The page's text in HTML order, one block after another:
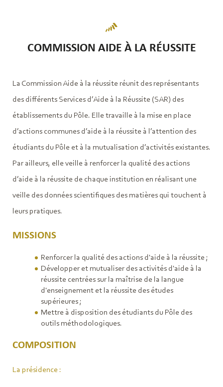
COMMISSION AIDE À LA RÉUSSITE
La Commission Aide à la réussite réunit des représentants
des différents Services d’Aide à la Réussite (SAR) des
établissements du Pôle. Elle travaille à la mise en place
d’actions communes d’aide à la réussite à l’attention des
étudiants du Pôle et à la mutualisation d’activités existantes.
Par ailleurs, elle veille à renforcer la qualité des actions
d’aide à la réussite de chaque institution en réalisant une
veille des données scientifiques des matières qui touchent à
leurs pratiques.
MISSIONS
Renforcer la qualité des actions d'aide à la réussite ;
Développer et mutualiser des activités d'aide à la
réussite centrées sur la maîtrise de la langue
d'enseignement et la réussite des études
supérieures ;
Mettre à disposition des étudiants du Pôle des
outils méthodologiques.
COMPOSITION
La présidence :